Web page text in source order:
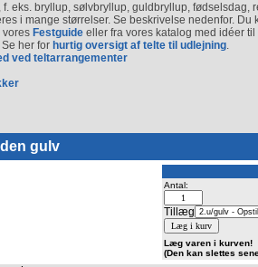
eks. bryllup, sølvbryllup, guldbryllup, fødselsdag,
i mange størrelser. Se beskrivelse nedenfor. Du
vores Festguide eller fra vores katalog med idéer til
Se her for hurtig oversigt af telte til udlejning.
ved teltarrangementer
gulv
Antal:
Tillæg
Læg varen i kurven!
(Den kan slettes